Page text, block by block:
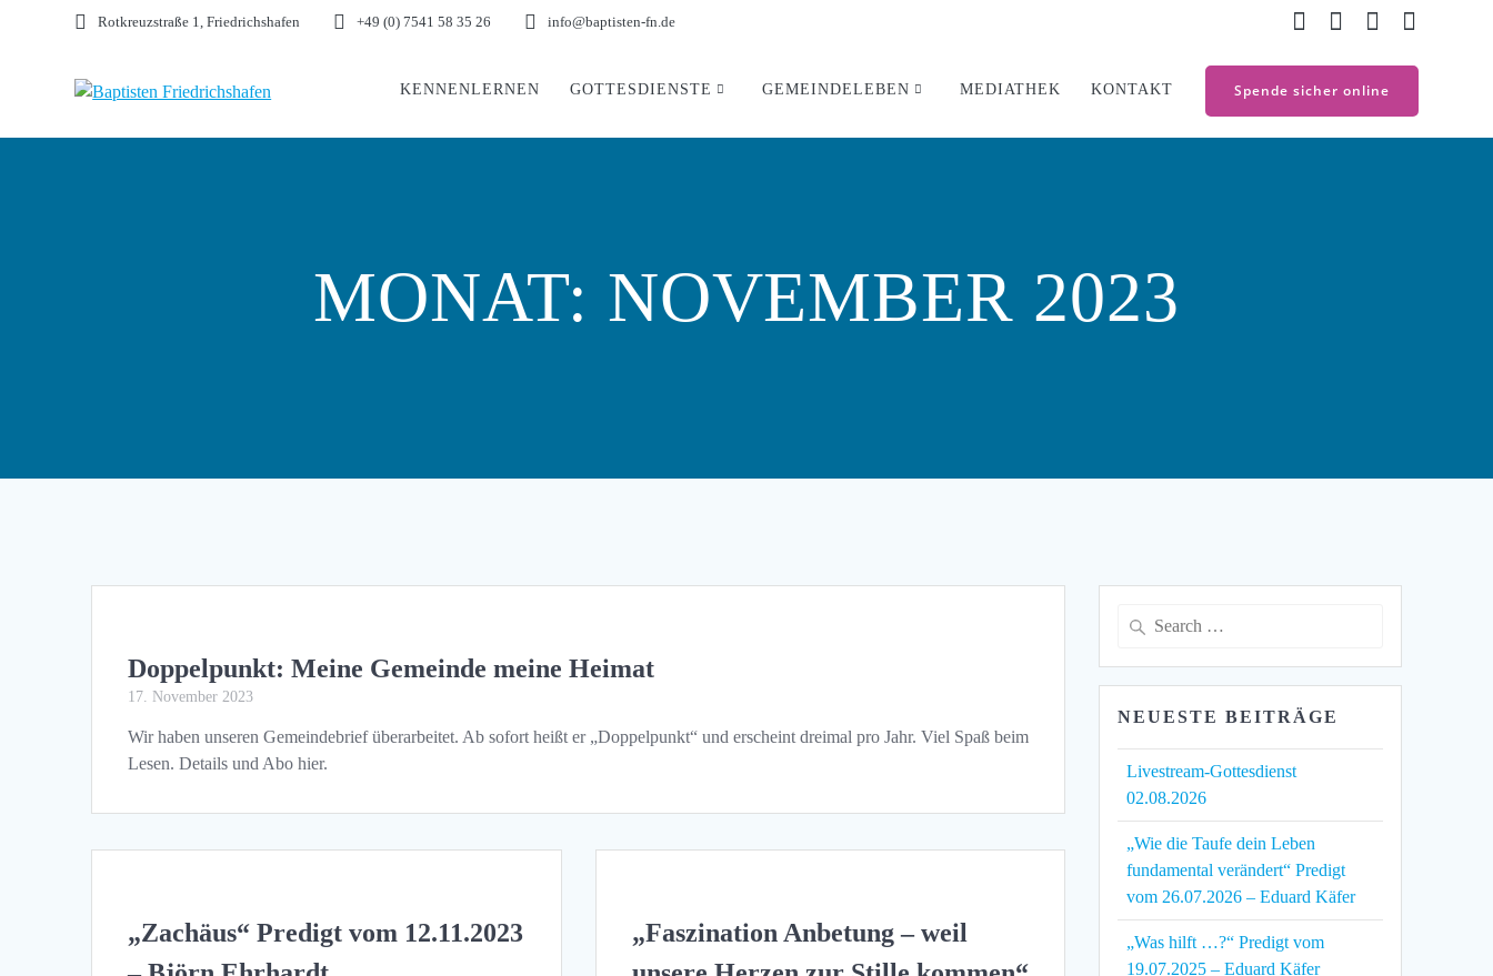
Rotkreuzstraße 1, Friedrichshafen +49 (0) 7541 58 35 26 info@baptisten-fn.de
KENNENLERNEN GOTTESDIENSTE GEMEINDELEBEN MEDIATHEK KONTAKT Spende sicher online
MONAT: NOVEMBER 2023
Doppelpunkt: Meine Gemeinde meine Heimat
17. November 2023
Wir haben unseren Gemeindebrief überarbeitet. Ab sofort heißt er „Doppelpunkt“ und erscheint dreimal pro Jahr. Viel Spaß beim
Lesen. Details und Abo hier.
„Zachäus“ Predigt vom 12.11.2023
„Faszination Anbetung – weil
Search
NEUESTE BEITRÄGE
Livestream-Gottesdienst
02.08.2026
„Wie die Taufe dein Leben
fundamental verändert“ Predigt
vom 26.07.2026 – Eduard Käfer
„Was hilft …?“ Predigt vom
19.07.2025 – Eduard Käfer